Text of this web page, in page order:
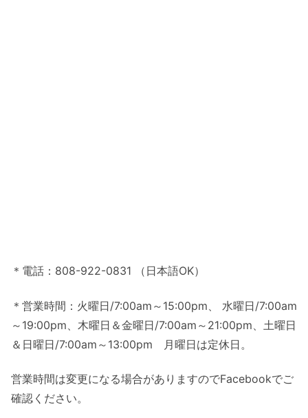
＊電話：808-922-0831 （日本語OK）
＊営業時間：火曜日/7:00am～15:00pm、 水曜日/7:00am
～19:00pm、木曜日＆金曜日/7:00am～21:00pm、土曜日
＆日曜日/7:00am～13:00pm 月曜日は定休日。
営業時間は変更になる場合がありますのでFacebookでご
確認ください。